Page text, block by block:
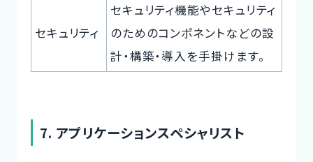
セキュリティ
セキュリティ機能やセキュリティ
のためのコンポネントなどの設
計・構築・導入を手掛けます。
7. アプリケーションスペシャリスト